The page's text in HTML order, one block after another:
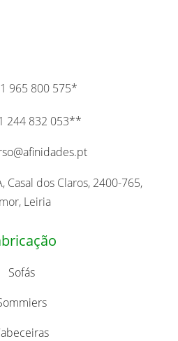
965 800 575*
244 832 053**
Casal dos Claros, 2400-765,
Leiria
Sofás